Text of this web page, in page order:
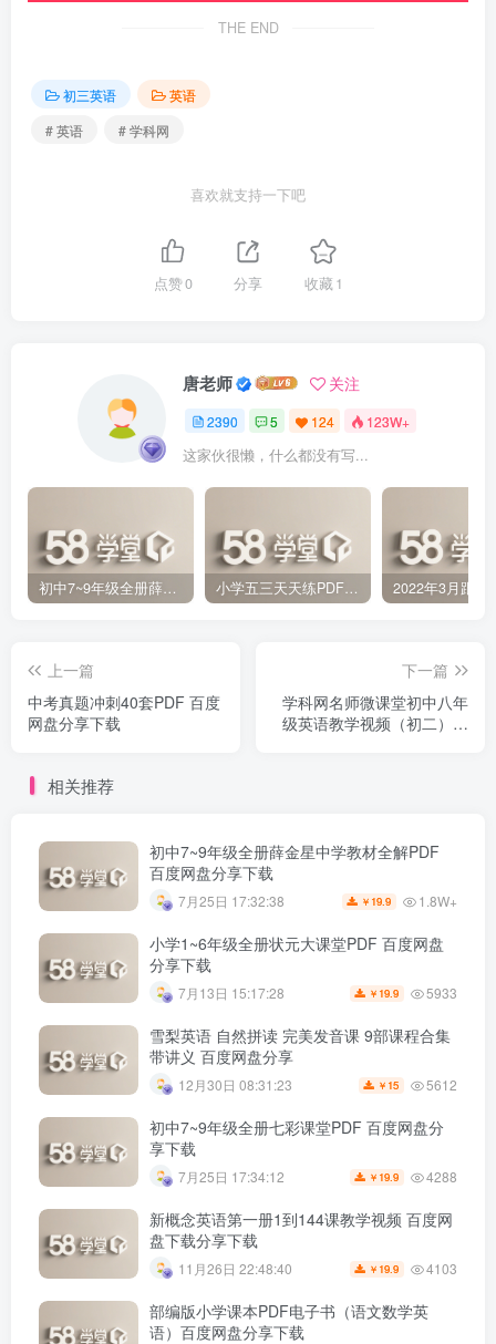
THE END
初三英语
英语
# 英语
# 学科网
喜欢就支持一下吧
点赞0 分享 收藏1
唐老师 关注
2390 5 124 123W+
这家伙很懒，什么都没有写...
初中7~9年级全册薛金星中学教材全解PDF 百度网盘分享下载 小学五三天天练PDF（压缩打包）百度网盘分享下载
上一篇
中考真题冲刺40套PDF 百度
网盘分享下载
下一篇
学科网名师微课堂初中八年
级英语教学视频（初二）百
相关推荐
初中7~9年级全册薛金星中学教材全解PDF
百度网盘分享下载
7月25日 17:32:38 ￥ 19.9 1.8W+
小学1~6年级全册状元大课堂PDF 百度网盘
分享下载
7月13日 15:17:28 ￥ 19.9 5933
雪梨英语 自然拼读 完美发音课 9部课程合集
带讲义 百度网盘分享
12月30日 08:31:23 ￥ 15 5612
初中7~9年级全册七彩课堂PDF 百度网盘分
享下载
7月25日 17:34:12 ￥ 19.9 4288
新概念英语第一册1到144课教学视频 百度网
盘下载分享下载
11月26日 22:48:40 ￥ 19.9 4103
部编版小学课本PDF电子书（语文数学英
语）百度网盘分享下载